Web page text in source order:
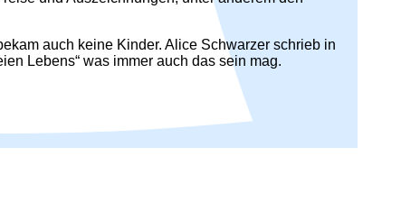
auch keine Kinder. Alice Schwarzer schrieb in
Lebens“ was immer auch das sein mag.